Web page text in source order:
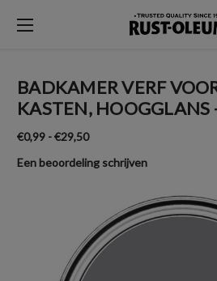
BADKAMER VERF
KASTEN, HOOGGLANS
€0,99 - €29,50
Een beoordeling schrijven